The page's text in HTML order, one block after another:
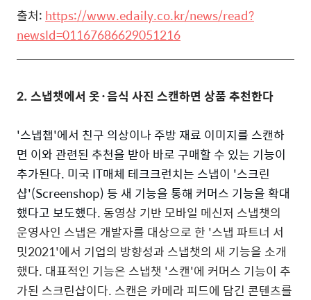
출처: https://www.edaily.co.kr/news/read?
newsId=01167686629051216
2.스냅챗에서 옷·음식 사진 스캔하면 상품 추천한다
'스냅챕'에서 친구 의상이나 주방 재료 이미지를 스캔하
면 이와 관련된 추천을 받아 바로 구매할 수 있는 기능이
추가된다. 미국 IT매체 테크크런치는 스냅이 '스크린
샵'(Screenshop) 등 새 기능을 통해 커머스 기능을 확대
했다고 보도했다. 동영상 기반 모바일 메신저 스냅챗의
운영사인 스냅은 개발자를 대상으로 한 '스냅 파트너 서
밋2021'에서 기업의 방향성과 스냅챗의 새 기능을 소개
했다. 대표적인 기능은 스냅챗 '스캔'에 커머스 기능이 추
가된 스크린샵이다. 스캔은 카메라 피드에 담긴 콘텐츠를